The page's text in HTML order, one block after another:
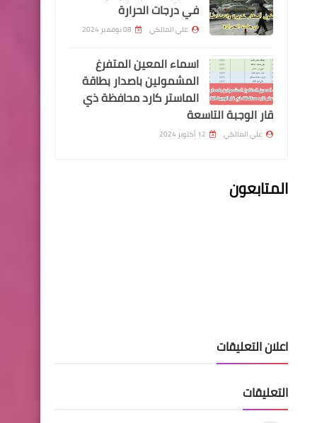
اخبار العامة
السلة الغذائية لمحافظات
العراق كافة
اسماء االرعاية الاجتماعية
العراق مقبل على ايام "جمرة
في درجات الحرارة
علي المالكي 08 نوفمبر 2024
اسماء المعين المتفرغ
المشمولين باصدار بطاقة
الماستر كارد محافظة ذي
قار الوجبة التاسعة
علي المالكي 12 أكتوبر 2024
المتابعون
اعلان التعليقات
التعليقات